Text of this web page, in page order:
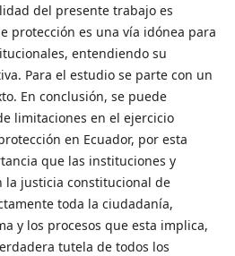
del presente trabajo es
protección es una vía idónea para
entendiendo su
Para el estudio se parte con un
En conclusión, se puede
limitaciones en el ejercicio
en Ecuador, por esta
que las instituciones y
la justicia constitucional de
toda la ciudadanía,
y los procesos que esta implica,
tutela de todos los